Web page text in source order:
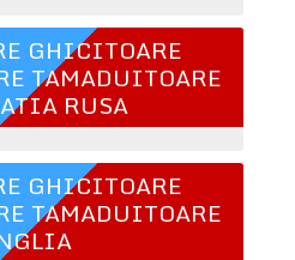
GHICITOARE
TAMADUITOARE
RUSA
GHICITOARE
TAMADUITOARE